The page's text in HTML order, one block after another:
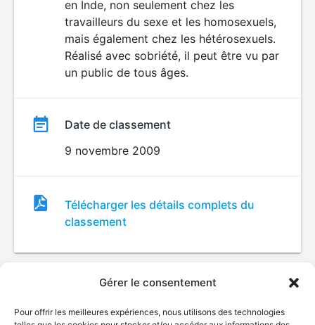
Gérer le consentement
Pour offrir les meilleures expériences, nous utilisons des technologies
en Inde, non seulement chez les
travailleurs du sexe et les homosexuels,
mais également chez les hétérosexuels.
Réalisé avec sobriété, il peut être vu par
un public de tous âges.
Date de classement
9 novembre 2009
Fichier
de
classement
Télécharger les détails complets du
classement